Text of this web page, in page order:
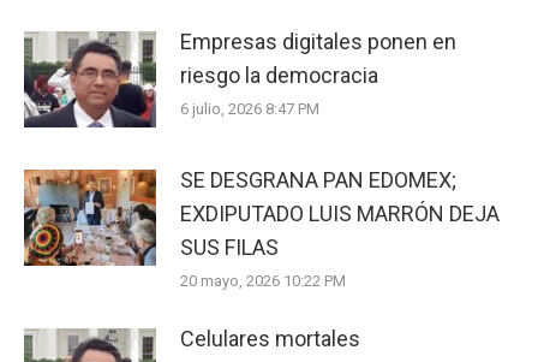
Empresas digitales ponen en
riesgo la democracia
6 julio, 2026 8:47 PM
SE DESGRANA PAN EDOMEX;
EXDIPUTADO LUIS MARRÓN DEJA
SUS FILAS
20 mayo, 2026 10:22 PM
Celulares mortales